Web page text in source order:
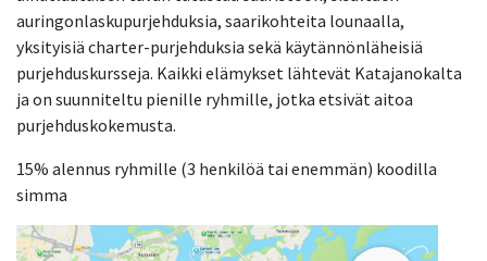
auringonlaskupurjehduksia, saarikohteita lounaalla,
yksityisiä charter-purjehduksia sekä käytännönläheisiä
purjehduskursseja. Kaikki elämykset lähtevät Katajanokalta
ja on suunniteltu pienille ryhmille, jotka etsivät aitoa
purjehduskokemusta.
15% alennus ryhmille (3 henkilöä tai enemmän) koodilla
simma